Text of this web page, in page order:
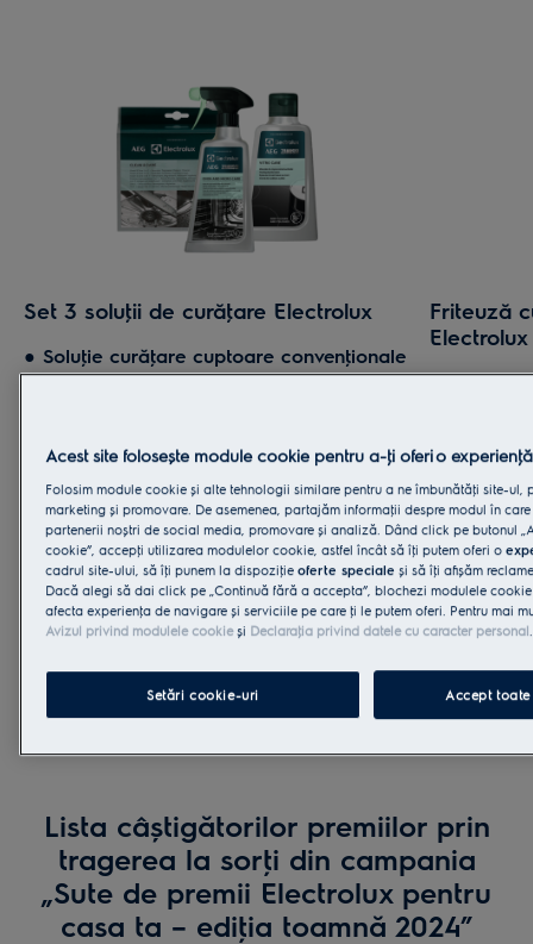
Set 3 soluţii de curăţare Electrolux
● Soluţie curăţare cuptoare convenţionale
si cu microunde
Soluţiile de curăţare Electrolux sunt create
pentru a facilita procesul de clătire,
eliminând cu succes mirosurile neplăcute și
oferind o curăţare completă și eficientă. Cu
aceste produse de curăţare te poţi bucura
de electrocasnicele tale fără grija
acumulării murdăriei sau a reziduurilor,
optim și vor arăta impecabil pentru timp
Friteuză
Electrolux
prăjiţi cu
și cu până
Folosești
de viaţă
mânca,
*
ulei.
Lista câștigătorilor premiilor prin
tragerea la sorţi din campania
„Sute de premii Electrolux pentru
casa ta – ediţia toamnă 2024”
Acest site folosește module cookie pentru a-ţi oferi o
Folosim module cookie și alte tehnologii similare pentru a ne îmbunătăţi site-ul,
marketing și promovare. De asemenea, partajăm informaţii despre modul în
partenerii noștri de social media, promovare și analiză. Dând click pe butonul
cookie”, accepţi utilizarea modulelor cookie, astfel încât să îţi putem oferi o
cadrul site-ului, să îţi punem la dispoziţie oferte speciale și să îţi afișăm
Dacă alegi să dai click pe „Continuă fără a accepta”, blochezi modulele
afecta experienţa de navigare și serviciile pe care ţi le putem oferi. Pentru mai
Avizul privind modulele cookieși Declaraţia privind datele cu caracter personal.
Setări cookie-uri Accept